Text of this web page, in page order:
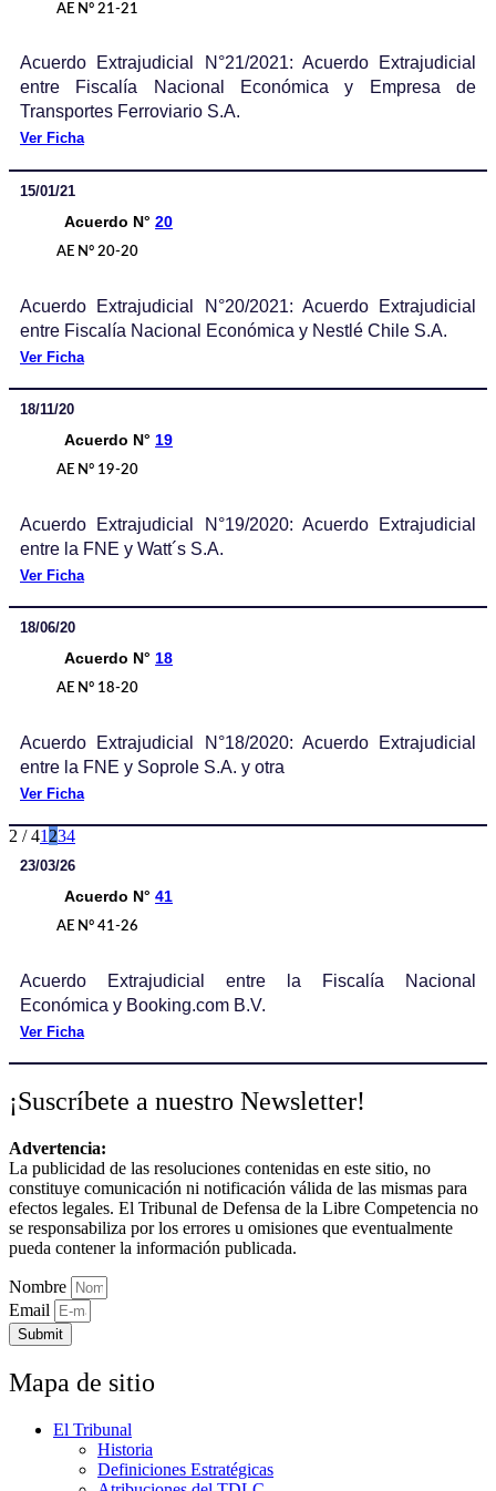
AE N° 21-21
Acuerdo Extrajudicial N°21/2021: Acuerdo Extrajudicial
entre Fiscalía Nacional Económica y Empresa de
Transportes Ferroviario S.A.
Ver Ficha
15/01/21
Acuerdo N°20
AE N° 20-20
Acuerdo Extrajudicial N°20/2021: Acuerdo Extrajudicial
entre Fiscalía Nacional Económica y Nestlé Chile S.A.
Ver Ficha
18/11/20
Acuerdo N° 19
AE N° 19-20
Acuerdo Extrajudicial N°19/2020: Acuerdo Extrajudicial
entre la FNE y Watt´s S.A.
Ver Ficha
18/06/20
Acuerdo N° 18
AE N° 18-20
Acuerdo Extrajudicial N°18/2020: Acuerdo Extrajudicial
entre la FNE y Soprole S.A. y otra
Ver Ficha
2 / 41 234
23/03/26
Acuerdo N°41
AE N° 41-26
Acuerdo Extrajudicial entre la Fiscalía Nacional
Económica y Booking.com B.V.
Ver Ficha
¡Suscríbete a nuestro Newsletter!
Advertencia:
La publicidad de las resoluciones contenidas en este sitio, no
constituye comunicación ni notificación válida de las mismas para
efectos legales. El Tribunal de Defensa de la Libre Competencia no
se responsabiliza por los errores u omisiones que eventualmente
pueda contener la información publicada.
Nombre
Email
Submit
Mapa de sitio
El Tribunal
Historia
Definiciones Estratégicas